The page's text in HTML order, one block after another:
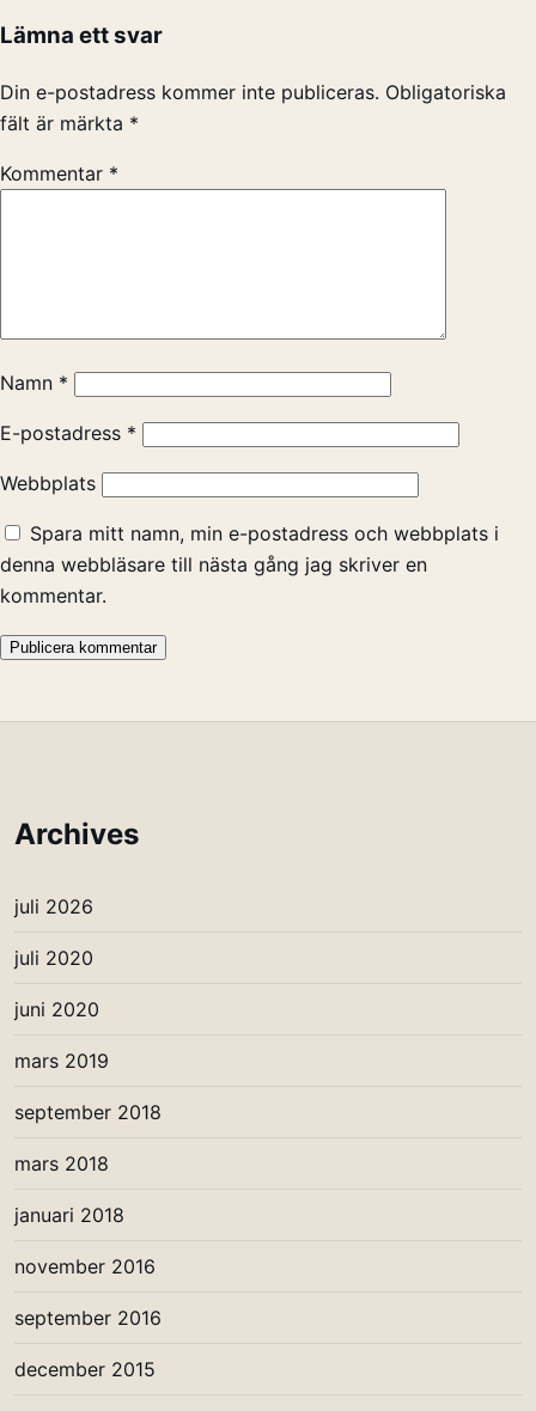
Lämna ett svar
Din e-postadress kommer inte publiceras. Obligatoriska
fält är märkta *
Kommentar *
Namn *
E-postadress *
Webbplats
Spara mitt namn, min e-postadress och webbplats i
denna webbläsare till nästa gång jag skriver en
kommentar.
Archives
juli 2026
juli 2020
juni 2020
mars 2019
september 2018
mars 2018
januari 2018
november 2016
september 2016
december 2015